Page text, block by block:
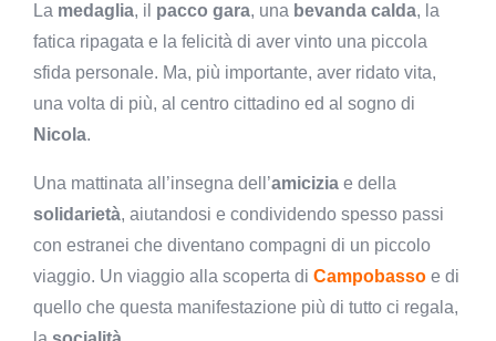
La medaglia, il pacco gara, una bevanda calda, la
fatica ripagata e la felicità di aver vinto una piccola
sfida personale. Ma, più importante, aver ridato vita,
una volta di più, al centro cittadino ed al sogno di
Nicola.
Una mattinata all’insegna dell’amicizia e della
solidarietà, aiutandosi e condividendo spesso passi
con estranei che diventano compagni di un piccolo
viaggio. Un viaggio alla scoperta di Campobasso e di
quello che questa manifestazione più di tutto ci regala,